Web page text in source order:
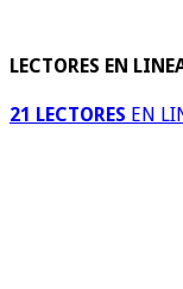
LECTORES EN
21 LECTORES EN